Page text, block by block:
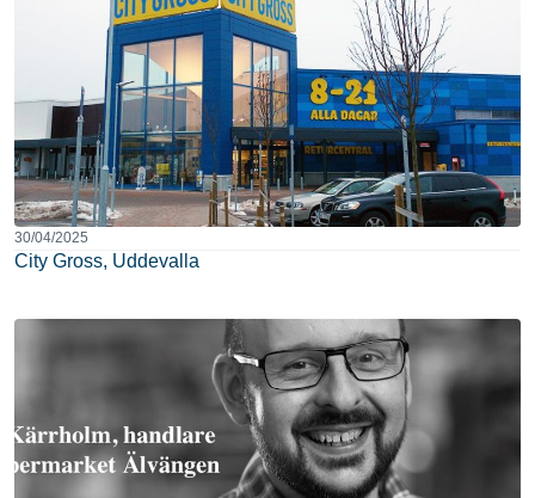
30/04/2025
City Gross, Uddevalla